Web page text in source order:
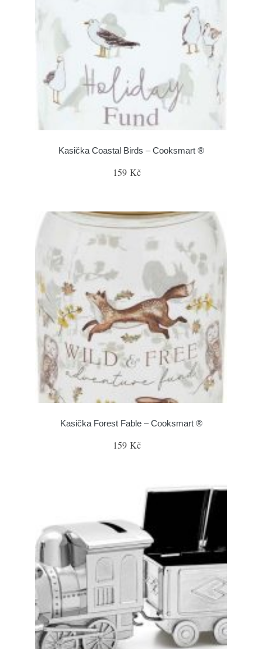
Kasička Coastal Birds – Cooksmart ®
159 Kč
Kasička Forest Fable – Cooksmart ®
159 Kč